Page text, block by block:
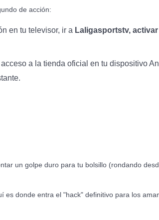
de acción:
en tu televisor, ir a Laligasportstv, activar
a la tienda oficial en tu dispositivo
un golpe duro para tu bolsillo (rondando
es donde entra el "hack" definitivo para los